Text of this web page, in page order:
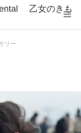
乙女のきも
リー